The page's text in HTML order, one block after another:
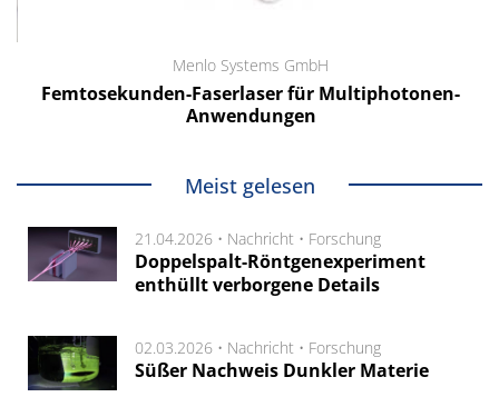
Menlo Systems GmbH
Femtosekunden-Faserlaser für Multiphotonen-
Anwendungen
Meist gelesen
21.04.2026 • Nachricht • Forschung
Doppelspalt-Röntgenexperiment
enthüllt verborgene Details
02.03.2026 • Nachricht • Forschung
Süßer Nachweis Dunkler Materie